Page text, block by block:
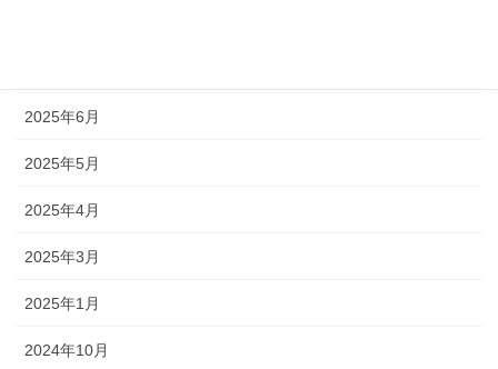
2025年6月
2025年5月
2025年4月
2025年3月
2025年1月
2024年10月